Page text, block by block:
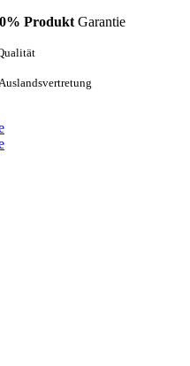
Produkt Garantie